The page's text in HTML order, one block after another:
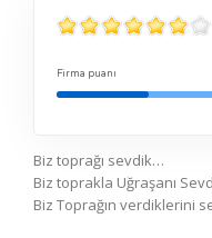
Firma puanı
Biz toprağı sevdik…
Biz toprakla Uğraşanı
Biz Toprağın verdiklerini